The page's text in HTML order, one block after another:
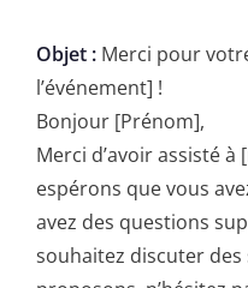
Objet : Merci pour
l’événement] !
Bonjour [Prénom],
Merci d’avoir assisté à
espérons que vous
avez des questions
souhaitez discuter